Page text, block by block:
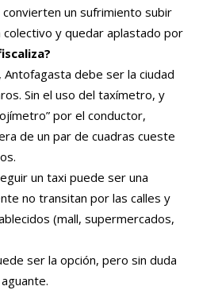
convierten un sufrimiento subir
y quedar aplastado por
Antofagasta debe ser la ciudad
Sin el uso del taxímetro, y
por el conductor,
de un par de cuadras cueste
un taxi puede ser una
no transitan por las calles y
(mall, supermercados,
ser la opción, pero sin duda